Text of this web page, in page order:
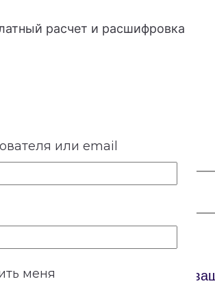
расчет и расшифровка
калькулятор построит
или email
меня